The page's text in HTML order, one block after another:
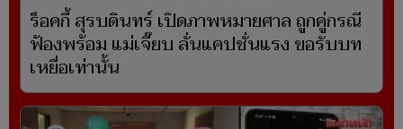
ร็อคกี้ สุรบดินทร์ เปิดภาพหมายศาล ถูกคู่กรณี
ฟ้องพร้อม แม่เจี๊ยบ ลั่นแคปชั่นแรง ขอรับบท
เหยื่อเท่านั้น